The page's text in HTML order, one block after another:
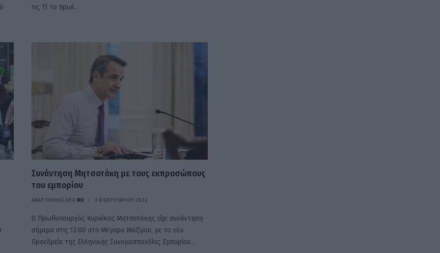
τις 11 το πρωί…
Συνάντηση Μητσοτάκη με τους εκπροσώπους
του εμπορίου
ΑΝΑΡΤΗΘΗΚΕ ΑΠΟ MV 3 ΦΕΒΡΟΥΑΡΊΟΥ 2022
Ο Πρωθυπουργός Κυριάκος Μητσοτάκης είχε συνάντηση
σήμερα στις 12:00 στο Μέγαρο Μαξίμου, με το νέο
Προεδρείο της Ελληνικής Συνομοσπονδίας Εμπορίου…